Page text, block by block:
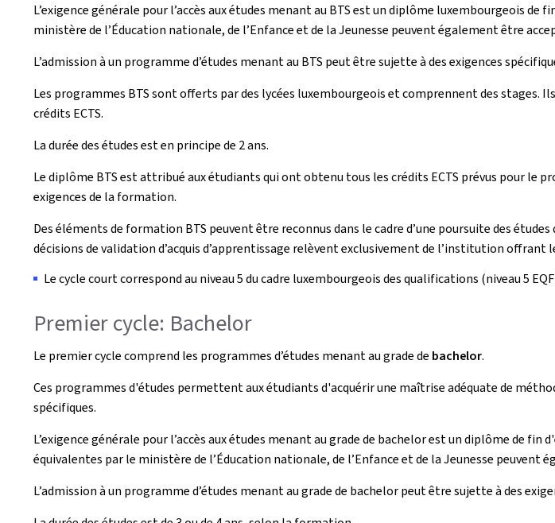
L’exigence générale pour l’accès aux études menant au BTS est un diplôme luxembourgeois
ministère de l’Éducation nationale, de l’Enfance et de la Jeunesse peuvent également être
L’admission à un programme d’études menant au BTS peut être sujette à des exigences
Les programmes BTS sont offerts par des lycées luxembourgeois et comprennent des stages.
crédits ECTS.
La durée des études est en principe de 2 ans.
Le diplôme BTS est attribué aux étudiants qui ont obtenu tous les crédits ECTS prévus pour le
exigences de la formation.
Des éléments de formation BTS peuvent être reconnus dans le cadre d’une poursuite des
décisions de validation d’acquis d’apprentissage relèvent exclusivement de l’institution offrant
Le cycle court correspond au niveau 5 du cadre luxembourgeois des qualifications (niveau 5
Premier cycle: Bachelor
Le premier cycle comprend les programmes d’études menant au grade de bachelor.
Ces programmes d'études permettent aux étudiants d'acquérir une maîtrise adéquate de
spécifiques.
L’exigence générale pour l’accès aux études menant au grade de bachelor est un diplôme de
équivalentes par le ministère de l’Éducation nationale, de l’Enfance et de la Jeunesse peuvent
L’admission à un programme d’études menant au grade de bachelor peut être sujette à des